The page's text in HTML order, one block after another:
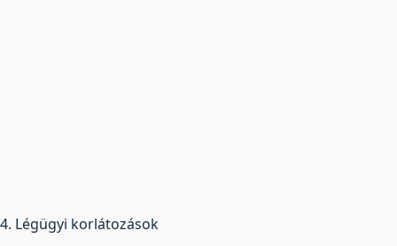
4. Légügyi korlátozások